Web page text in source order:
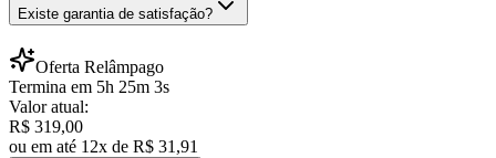
Existe garantia de satisfação?
Oferta Relâmpago
Termina em 5h 25m 3s
Valor atual:
R$ 319,00
ou em até 12x de R$ 31,91